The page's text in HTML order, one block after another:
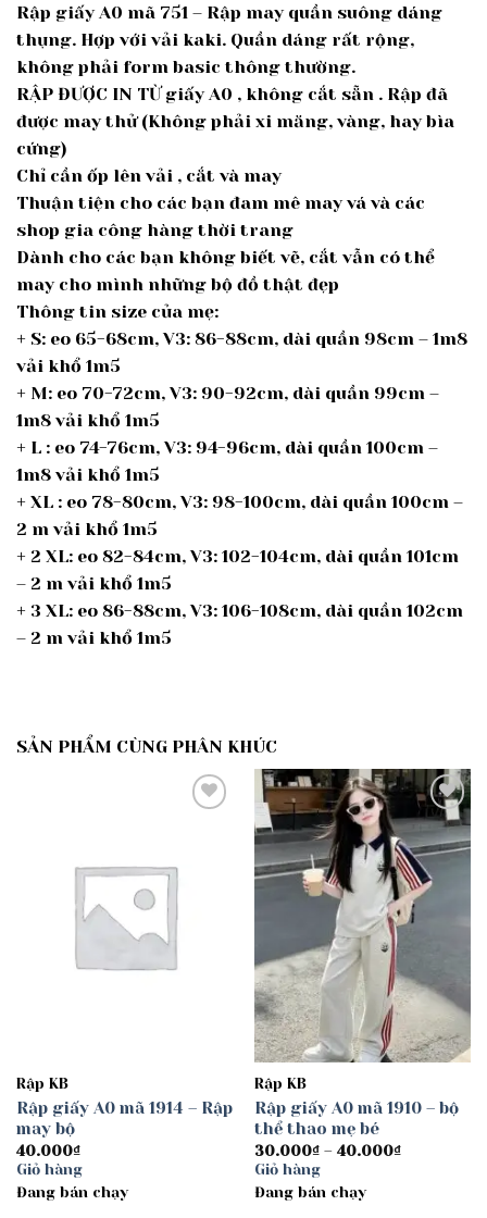
Rập giấy A0 mã 751 – Rập may quần suông dáng
thụng. Hợp với vải kaki. Quần dáng rất rộng,
không phải form basic thông thường.
RẬP ĐƯỢC IN TỪ giấy A0 , không cắt sẵn . Rập đã
được may thử (Không phải xi măng, vàng, hay bìa
cứng)
Chỉ cần ốp lên vải , cắt và may
Thuận tiện cho các bạn đam mê may vá và các
shop gia công hàng thời trang
Dành cho các bạn không biết vẽ, cắt vẫn có thể
may cho mình những bộ đồ thật đẹp
Thông tin size của mẹ:
+ S: eo 65-68cm, V3: 86-88cm, dài quần 98cm – 1m8
vải khổ 1m5
+ M: eo 70-72cm, V3: 90-92cm, dài quần 99cm –
1m8 vải khổ 1m5
+ L : eo 74-76cm, V3: 94-96cm, dài quần 100cm –
1m8 vải khổ 1m5
+ XL : eo 78-80cm, V3: 98-100cm, dài quần 100cm –
2 m vải khổ 1m5
+ 2 XL: eo 82-84cm, V3: 102-104cm, dài quần 101cm
– 2 m vải khổ 1m5
+ 3 XL: eo 86-88cm, V3: 106-108cm, dài quần 102cm
– 2 m vải khổ 1m5
SẢN PHẨM CÙNG PHÂN KHÚC
Rập KB
Rập giấy A0 mã 1914 – Rập
may bộ
40.000₫
Giỏ hàng
Đang bán chạy
Add to
wishlist
Rập KB
Rập giấy A0 mã 1910 – bộ
thể thao mẹ bé
30.000₫ – 40.000₫Khoảng
Giỏ hàng
Đang bán chạy